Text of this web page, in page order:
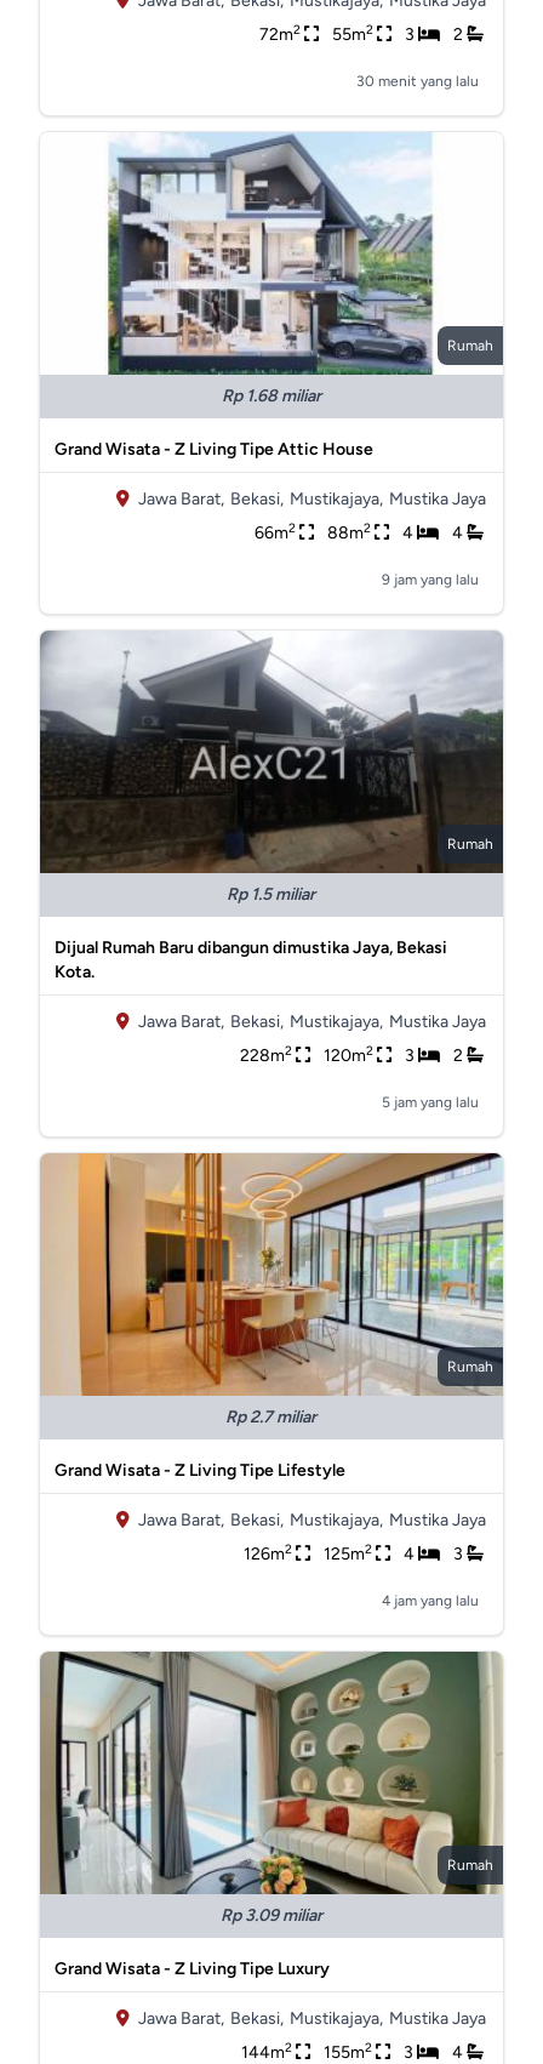
72m2 55m2 3 2
30 menit yang lalu
Rumah
Rp 1.68 miliar
Grand Wisata - Z Living Tipe Attic House
Jawa Barat, Bekasi, Mustikajaya, Mustika Jaya
66m2 88m2 4 4
9 jam yang lalu
Rumah
Rp 1.5 miliar
Dijual Rumah Baru dibangun dimustika Jaya, Bekasi
Kota.
Jawa Barat, Bekasi, Mustikajaya, Mustika Jaya
228m2 120m2 3 2
5 jam yang lalu
Rumah
Rp 2.7 miliar
Grand Wisata - Z Living Tipe Lifestyle
Jawa Barat, Bekasi, Mustikajaya, Mustika Jaya
126m2 125m2 4 3
4 jam yang lalu
Rumah
Rp 3.09 miliar
Grand Wisata - Z Living Tipe Luxury
Jawa Barat, Bekasi, Mustikajaya, Mustika Jaya
144m2 155m2 3 4